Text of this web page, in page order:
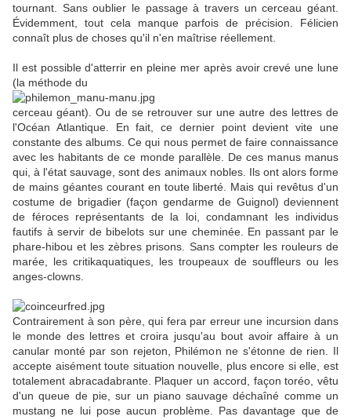
tournant. Sans oublier le passage à travers un cerceau géant.
Évidemment, tout cela manque parfois de précision. Félicien
connaît plus de choses qu'il n'en maîtrise réellement.
Il est possible d'atterrir en pleine mer après avoir crevé une lune
(la méthode du
cerceau géant). Ou de se retrouver sur une autre des lettres de
l'Océan Atlantique. En fait, ce dernier point devient vite une
constante des albums. Ce qui nous permet de faire connaissance
avec les habitants de ce monde parallèle. De ces manus manus
qui, à l'état sauvage, sont des animaux nobles. Ils ont alors forme
de mains géantes courant en toute liberté. Mais qui revêtus d'un
costume de brigadier (façon gendarme de Guignol) deviennent
de féroces représentants de la loi, condamnant les individus
fautifs à servir de bibelots sur une cheminée. En passant par le
phare-hibou et les zèbres prisons. Sans compter les rouleurs de
marée, les critikaquatiques, les troupeaux de souffleurs ou les
anges-clowns.
Contrairement à son père, qui fera par erreur une incursion dans
le monde des lettres et croira jusqu'au bout avoir affaire à un
canular monté par son rejeton, Philémon ne s'étonne de rien. Il
accepte aisément toute situation nouvelle, plus encore si elle, est
totalement abracadabrante. Plaquer un accord, façon toréo, vêtu
d'un queue de pie, sur un piano sauvage déchaîné comme un
mustang ne lui pose aucun problème. Pas davantage que de